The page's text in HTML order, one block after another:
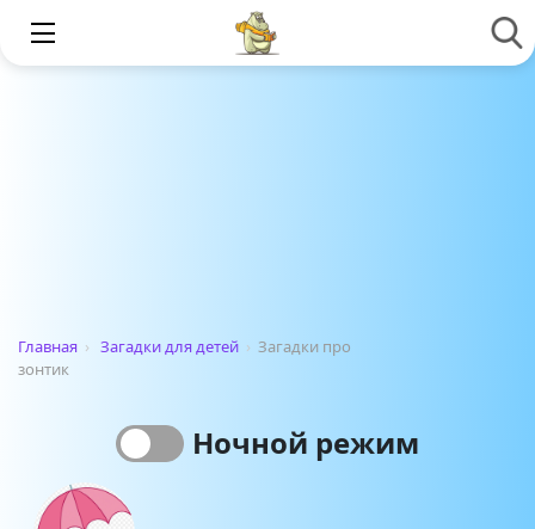
Главная › Загадки для детей › Загадки про
зонтик
Ночной режим